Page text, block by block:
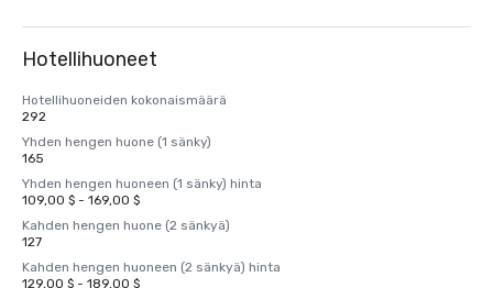
Hotellihuoneet
Hotellihuoneiden kokonaismäärä
292
Yhden hengen huone (1 sänky)
165
Yhden hengen huoneen (1 sänky) hinta
109,00 $ - 169,00 $
Kahden hengen huone (2 sänkyä)
127
Kahden hengen huoneen (2 sänkyä) hinta
129,00 $ - 189,00 $